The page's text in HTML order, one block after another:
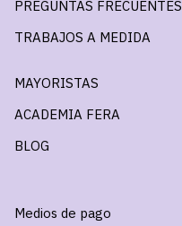
PREGUNTAS FRECUENTES
TRABAJOS A MEDIDA
MAYORISTAS
ACADEMIA FERA
BLOG
Medios de pago